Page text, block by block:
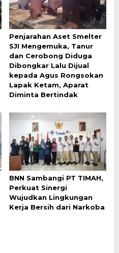
Penjarahan Aset Smelter
SJI Mengemuka, Tanur
dan Cerobong Diduga
Dibongkar Lalu Dijual
kepada Agus Rongsokan
Lapak Ketam, Aparat
Diminta Bertindak
BNN Sambangi PT TIMAH,
Perkuat Sinergi
Wujudkan Lingkungan
Kerja Bersih dari Narkoba